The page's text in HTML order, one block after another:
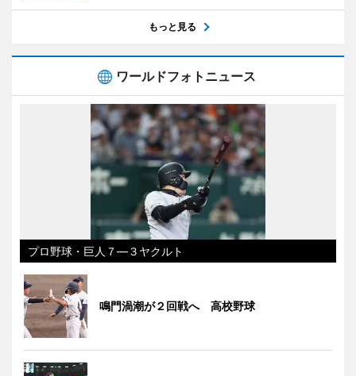
もっと見る
ワールドフォトニュース
プロ野球・巨人７―３ヤクルト
鳴門渦潮が２回戦へ 高校野球